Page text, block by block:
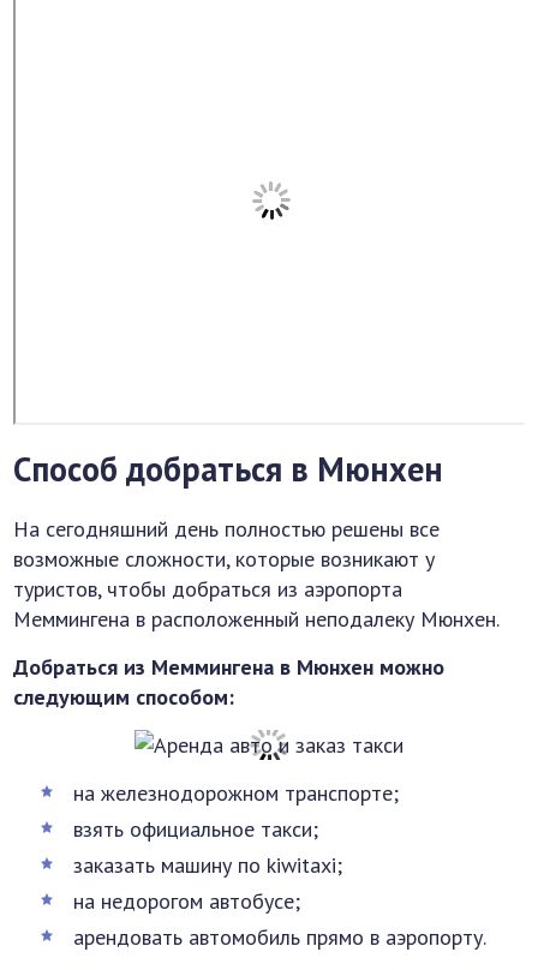
Способ добраться в Мюнхен
На сегодняшний день полностью решены все
возможные сложности, которые возникают у
туристов, чтобы добраться из аэропорта
Меммингена в расположенный неподалеку Мюнхен.
Добраться из Меммингена в Мюнхен можно
следующим способом:
на железнодорожном транспорте;
взять официальное такси;
заказать машину по kiwitaxi;
на недорогом автобусе;
арендовать автомобиль прямо в аэропорту.